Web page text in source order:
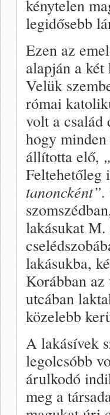
kénytelen
legidősebb
Ezen az
alapján a
Velük
római
volt a
hogy
állította elő,
tanoncként”.
lakásukat
lakásukba,
Korábban
utcában
közelebb
A lakásívek
legolcsóbb
árulkodó
meg a